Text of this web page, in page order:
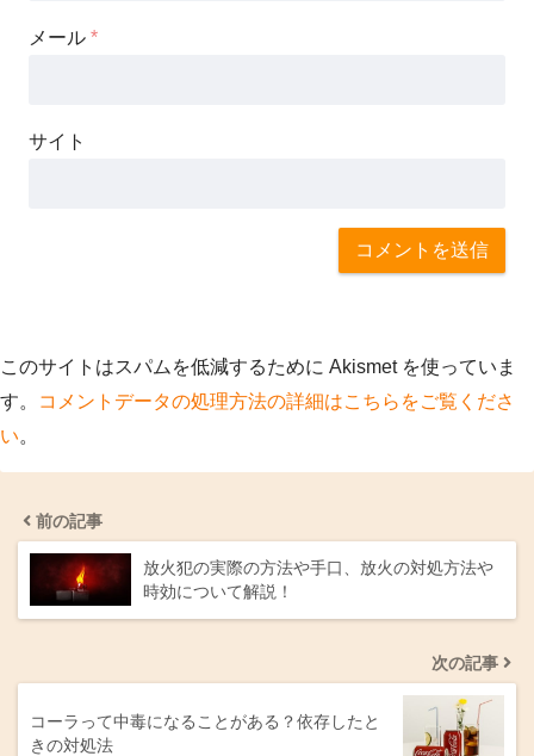
メール *
サイト
このサイトはスパムを低減するために Akismet を使っていま
す。
コメントデータの処理方法の詳細はこちらをご覧くださ
い。
前の記事
放火犯の実際の方法や手口、放火の対処方法や
時効について解説！
次の記事
コーラって中毒になることがある？依存したと
きの対処法